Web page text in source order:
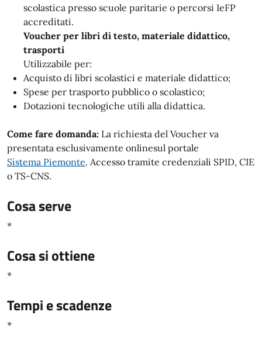
scolastica presso scuole paritarie o percorsi IeFP
accreditati.
Voucher per libri di testo, materiale didattico,
trasporti
Utilizzabile per:
Acquisto di libri scolastici e materiale didattico;
Spese per trasporto pubblico o scolastico;
Dotazioni tecnologiche utili alla didattica.
Come fare domanda: La richiesta del Voucher va
presentata esclusivamente onlinesul portale
Sistema Piemonte. Accesso tramite credenziali SPID, CIE
o TS-CNS.
Cosa serve
*
Cosa si ottiene
*
Tempi e scadenze
*